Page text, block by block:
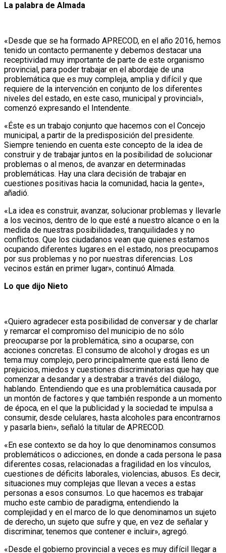
La palabra de Almada
«Desde que se ha formado APRECOD, en el año 2016, hemos
tenido un contacto permanente y debemos destacar una
receptividad muy importante de parte de este organismo
provincial, para poder trabajar en el abordaje de una
problemática que es muy compleja, amplia y difícil y que
requiere de la intervención en conjunto de los diferentes
niveles del estado, en este caso, municipal y provincial»,
comenzó expresando el Intendente.
«Éste es un trabajo conjunto que hacemos con el Concejo
municipal, a partir de la predisposición del presidente.
Siempre teniendo en cuenta este concepto de la idea de
construir y de trabajar juntos en la posibilidad de solucionar
problemas o al menos, de avanzar en determinadas
problemáticas. Hay una clara decisión de trabajar en
cuestiones positivas hacia la comunidad, hacia la gente»,
añadió.
«La idea es construir, avanzar, solucionar problemas y llevarle
a los vecinos, dentro de lo que esté a nuestro alcance o en la
medida de nuestras posibilidades, tranquilidades y no
conflictos. Que los ciudadanos vean que quienes estamos
ocupando diferentes lugares en el estado, nos preocupamos
por sus problemas y no por nuestras diferencias. Los
vecinos están en primer lugar», continuó Almada.
Lo que dijo Nieto
«Quiero agradecer esta posibilidad de conversar y de charlar
y remarcar el compromiso del municipio de no sólo
preocuparse por la problemática, sino a ocuparse, con
acciones concretas. El consumo de alcohol y drogas es un
tema muy complejo, pero principalmente que está lleno de
prejuicios, miedos y cuestiones discriminatorias que hay que
comenzar a desandar y a destrabar a través del diálogo,
hablando. Entendiendo que es una problemática causada por
un montón de factores y que también responde a un momento
de época, en el que la publicidad y la sociedad te impulsa a
consumir, desde celulares, hasta alcoholes para encontrarnos
y pasarla bien», señaló la titular de APRECOD.
«En ese contexto se da hoy lo que denominamos consumos
problemáticos o adicciones, en donde a cada persona le pasa
diferentes cosas, relacionadas a fragilidad en los vínculos,
cuestiones de déficits laborales, violencias, abusos. Es decir,
situaciones muy complejas que llevan a veces a estas
personas a esos consumos. Lo que hacemos es trabajar
mucho este cambio de paradigma, entendiendo la
complejidad y en el marco de lo que denominamos un sujeto
de derecho, un sujeto que sufre y que, en vez de señalar y
discriminar, tenemos que contener e incluir», agregó.
«Desde el gobierno provincial a veces es muy difícil llegar a